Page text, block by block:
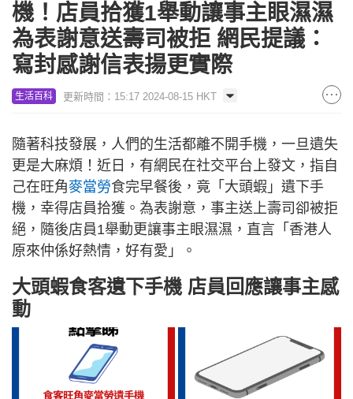
機！店員拾獲1舉動讓事主眼濕濕
為表謝意送壽司被拒 網民提議：
寫封感謝信表揚更實際
生活百科 更新時間：15:17 2024-08-15 HKT
隨著科技發展，人們的生活都離不開手機，一旦遺失
更是大麻煩！近日，有網民在社交平台上發文，指自
己在旺角麥當勞食完早餐後，竟「大頭蝦」遺下手
機，幸得店員拾獲。為表謝意，事主送上壽司卻被拒
絕，隨後店員1舉動更讓事主眼濕濕，直言「香港人
原來仲係好熱情，好有愛」。
大頭蝦食客遺下手機 店員回應讓事主感
動